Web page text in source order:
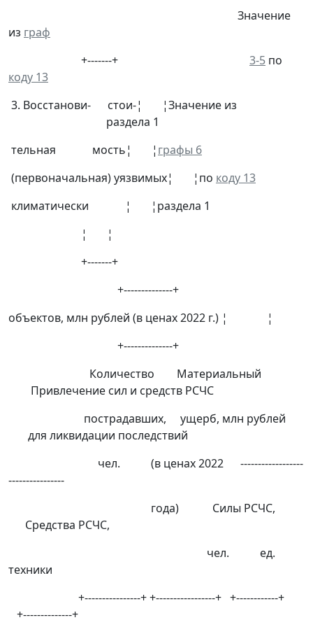
Значение
из граф
+-------+ 3-5 по
коду 13
3. Восстанови- стои-¦ ¦Значение из
раздела 1
тельная мость¦ ¦ графы 6
(первоначальная) уязвимых¦ ¦по коду 13
климатически ¦ ¦раздела 1
¦ ¦
+-------+
+--------------+
объектов, млн рублей (в ценах 2022 г.) ¦ ¦
+--------------+
Количество Материальный
Привлечение сил и средств РСЧС
пострадавших, ущерб, млн рублей
для ликвидации последствий
чел. (в ценах 2022 ------------------
----------------
года) Силы РСЧС,
Средства РСЧС,
чел. ед.
техники
+----------------+ +-----------------+ +------------+
+--------------+